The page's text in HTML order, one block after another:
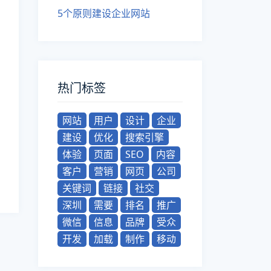
5个原则建设企业网站
热门标签
网站 用户 设计
企业
建设
优化
搜索引擎
体验
页面 SEO
内容
客户
营销 网页
公司
关键词
链接
社交
深圳
需要 排名
推广
微信
信息 品牌
受众
开发
加载 制作 移动